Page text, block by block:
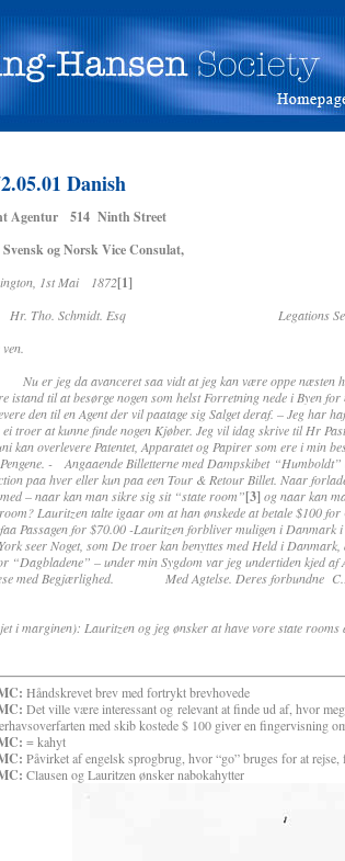
Danish
Agentur 514 Ninth Street
og Norsk Vice Consulat,
1st Mai 1872[1]
Tho. Schmidt. Esq Legations
jeg da avanceret saa vidt at jeg kan være oppe næsten
istand til at besørge nogen som helst Forretning nede i Byen
den til en Agent der vil paatage sig Salget deraf. – Jeg har
ei troer at kunne finde nogen Kjøber. Jeg vil idag skrive til Hr
kan overlevere Patentet, Apparatet og Papirer som ere i min
- Angaaende Billetterne med Dampskibet
paa hver eller kun paa een Tour & Retour Billet. Naar
– naar kan man sikre sig sit “state room”[3] og naar kan
Lauritzen talte igaar om at han ønskede at betale $100
Passagen for $70.00 -Lauritzen forbliver muligen i
seer Noget, som De troer kan benyttes med Held i
“Dagbladene” – under min Sygdom var jeg undertiden kjed
med Begjærlighed. Med Agtelse. Deres forbundne
i marginen): Lauritzen og jeg ønsker at have vore state rooms
Håndskrevet brev med fortrykt brevhovede
Det ville være interessant og relevant at finde ud af, hvor
med skib kostede $ 100 giver en fingervisning
= kahyt
Påvirket af engelsk sprogbrug, hvor “go” bruges for at
Clausen og Lauritzen ønsker nabokahytter